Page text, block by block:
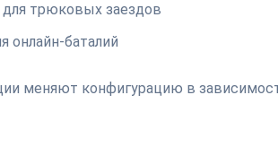
трюковых заездов
онлайн-баталий
меняют конфигурацию в